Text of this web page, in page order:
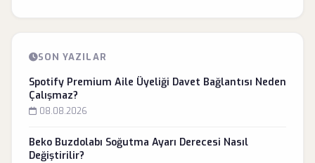
SON YAZILAR
Spotify Premium Aile Üyeliği Davet Bağlantısı Neden
Çalışmaz?
08.08.2026
Beko Buzdolabı Soğutma Ayarı Derecesi Nasıl
Değiştirilir?